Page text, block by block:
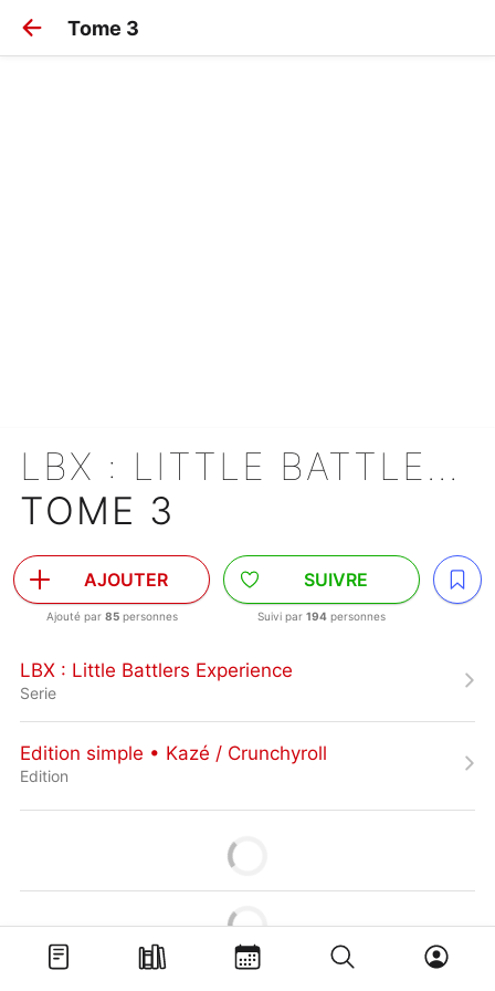
Tome 3
LBX : LITTLE BATTLERS EXPERIENCE
TOME 3
AJOUTER
Ajouté par 85personnes
SUIVRE
Suivi par 194 personnes
LBX : Little Battlers Experience
Serie
Edition simple • Kazé / Crunchyroll
Edition